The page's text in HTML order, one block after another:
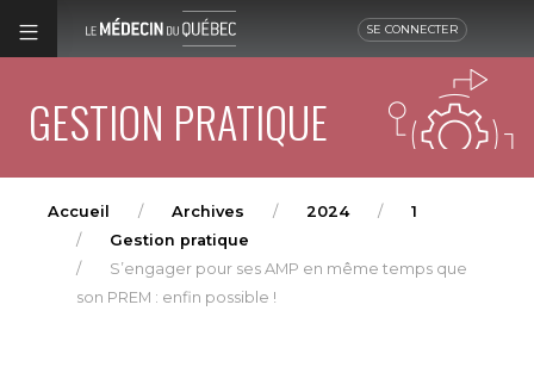
SE CONNECTER
GESTION PRATIQUE
Accueil Archives 2024
1
Gestion pratique
S’engager pour ses AMP en même temps que
son PREM : enfin possible !